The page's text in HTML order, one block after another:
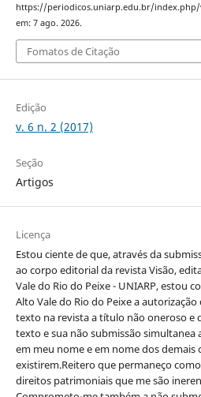
https://periodicos.uniarp.edu.br/index.php/
em: 7 ago. 2026.
Fomatos de Citação
Edição
v. 6 n. 2 (2017)
Seção
Artigos
Licença
Estou ciente de que, através da
ao corpo editorial da revista Visão,
Vale do Rio do Peixe - UNIARP, estou
Alto Vale do Rio do Peixe a
texto na revista a título não oneroso e
texto e sua não submissão
em meu nome e em nome dos
existirem.Reitero que permaneço
direitos patrimoniais que me são